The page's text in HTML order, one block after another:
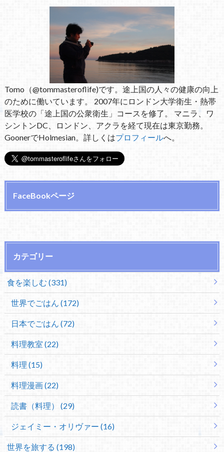
Tomo（@tommasteroflife)です。途上国の人々の健康の向上
のために働いています。 2007年にロンドン大学衛生・熱帯
医学校の「途上国の公衆衛生」コースを修了。 マニラ、ワ
シントンDC、ロンドン、アクラを経て現在は東京勤務。
GoonerでHolmesian。詳しくはプロフィールへ。
FaceBookページ
カテゴリー
食を楽しむ (331)
世界でごはん (172)
日本でごはん (72)
料理教室 (22)
料理 (15)
料理漫画 (22)
読書（料理） (29)
ジェイミー・オリヴァー (16)
世界を旅する (198)